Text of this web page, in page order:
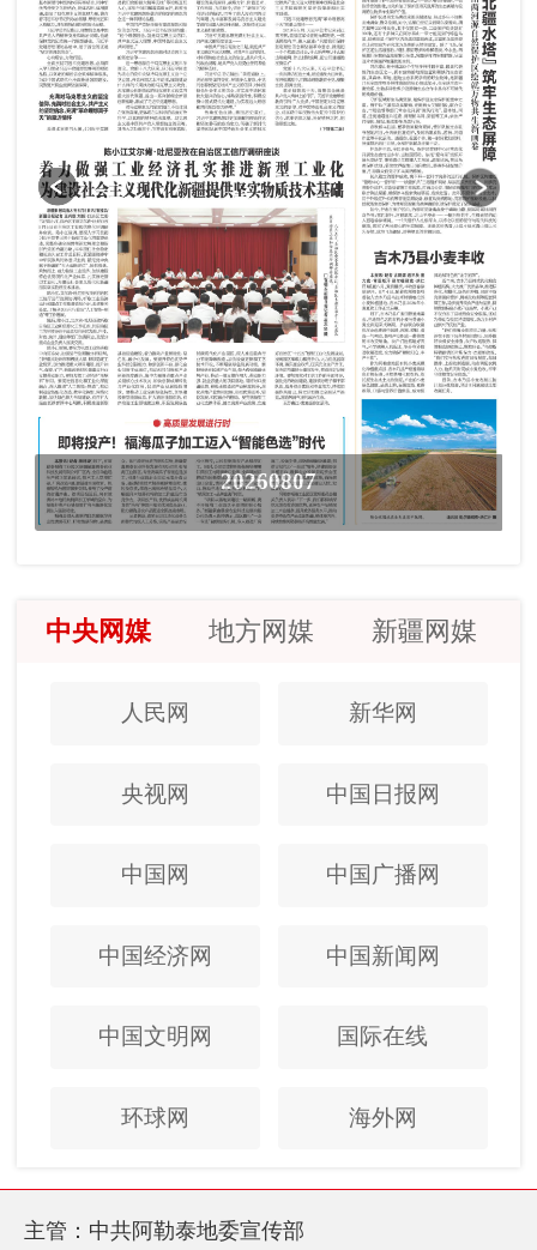
20260807
中央网媒 地方网媒 新疆网媒
人民网 新华网
央视网 中国日报网
中国网 中国广播网
中国经济网 中国新闻网
中国文明网 国际在线
环球网 海外网
主管：中共阿勒泰地委宣传部